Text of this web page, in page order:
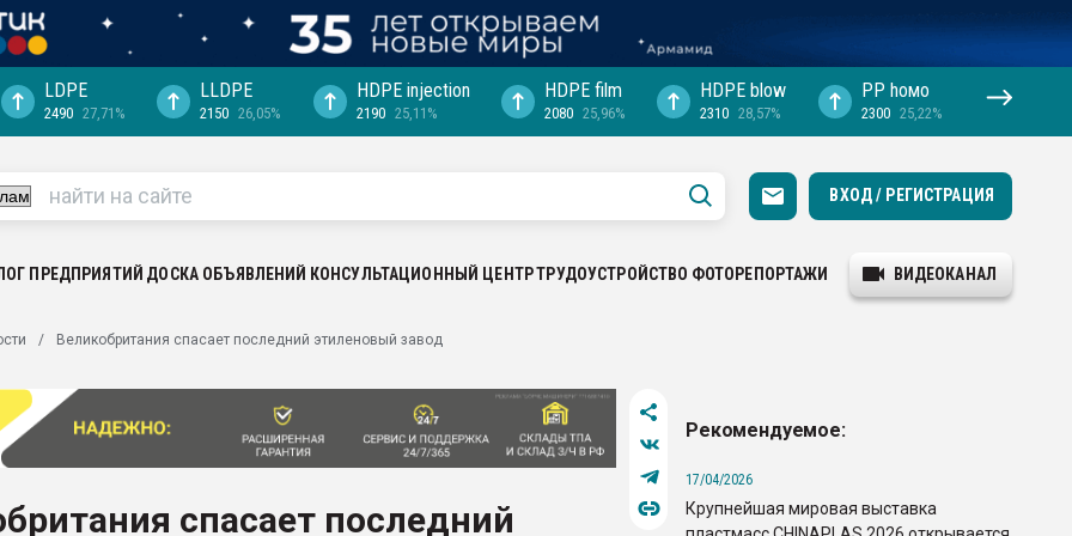
выходит на
рынке
LDPE
2490 27,71%
LLDPE
2150 26,05%
HDPE injection
2190 25,11%
HDPE film
2080 25,96%
HDPE blow
2310 28,57%
PP hомо
2300 25,22%
ВХОД / РЕГИСТРАЦИЯ
ПРЕДПРИЯТИЙ ДОСКА ОБЪЯВЛЕНИЙ КОНСУЛЬТАЦИОННЫЙ ЦЕНТРТРУДОУСТРОЙСТВО ФОТОРЕПОРТАЖИ ВИДЕОКАНАЛ
Великобритания спасает последний этиленовый завод
спасает последний
Рекомендуемое:
17/04/2026
Крупнейшая мировая выставка